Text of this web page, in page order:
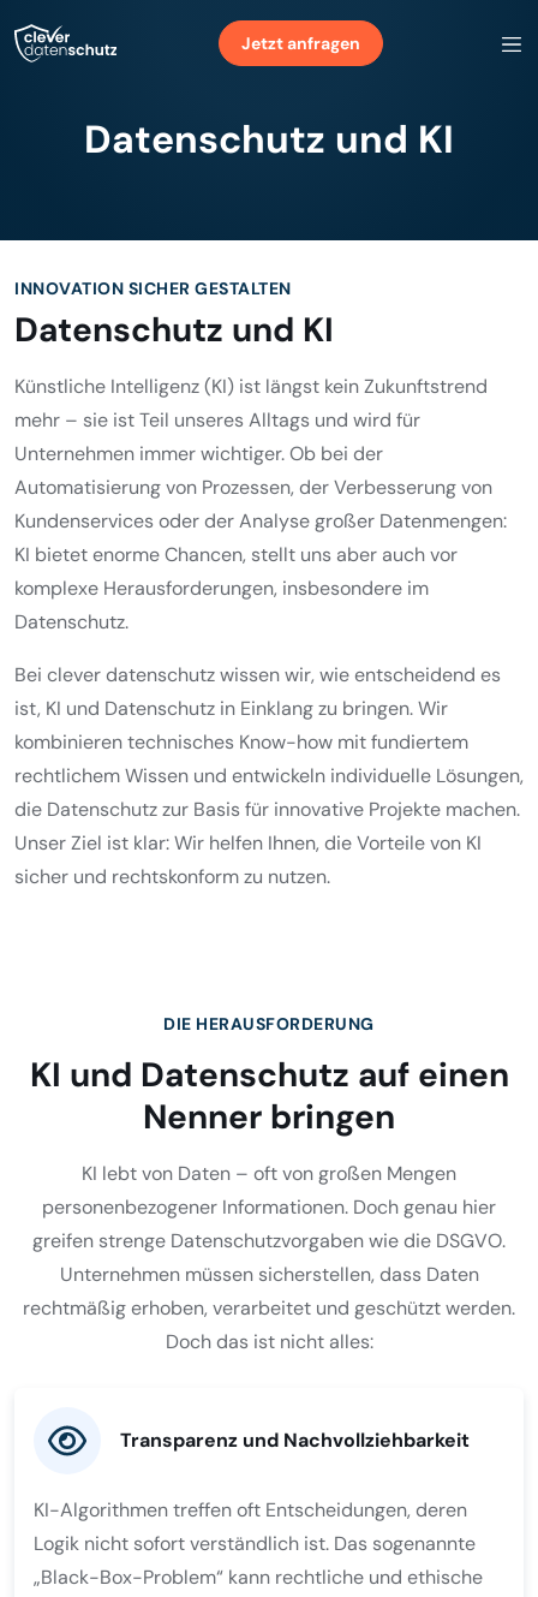
Jetzt anfragen
Datenschutz und KI
INNOVATION SICHER GESTALTEN
Datenschutz und KI
Künstliche Intelligenz (KI) ist längst kein Zukunftstrend
mehr – sie ist Teil unseres Alltags und wird für
Unternehmen immer wichtiger. Ob bei der
Automatisierung von Prozessen, der Verbesserung von
Kundenservices oder der Analyse großer Datenmengen:
KI bietet enorme Chancen, stellt uns aber auch vor
komplexe Herausforderungen, insbesondere im
Datenschutz.
Bei clever datenschutz wissen wir, wie entscheidend es
ist, KI und Datenschutz in Einklang zu bringen. Wir
kombinieren technisches Know-how mit fundiertem
rechtlichem Wissen und entwickeln individuelle Lösungen,
die Datenschutz zur Basis für innovative Projekte machen.
Unser Ziel ist klar: Wir helfen Ihnen, die Vorteile von KI
sicher und rechtskonform zu nutzen.
DIE HERAUSFORDERUNG
KI und Datenschutz auf einen
Nenner bringen
KI lebt von Daten – oft von großen Mengen
personenbezogener Informationen. Doch genau hier
greifen strenge Datenschutzvorgaben wie die DSGVO.
Unternehmen müssen sicherstellen, dass Daten
rechtmäßig erhoben, verarbeitet und geschützt werden.
Doch das ist nicht alles:
Transparenz und Nachvollziehbarkeit
KI-Algorithmen treffen oft Entscheidungen, deren
Logik nicht sofort verständlich ist. Das sogenannte
„Black-Box-Problem“ kann rechtliche und ethische